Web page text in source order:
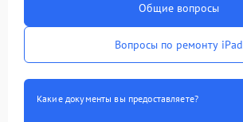
Общие вопросы
Вопросы по ремонту iPad
Какие документы вы предоставляете?